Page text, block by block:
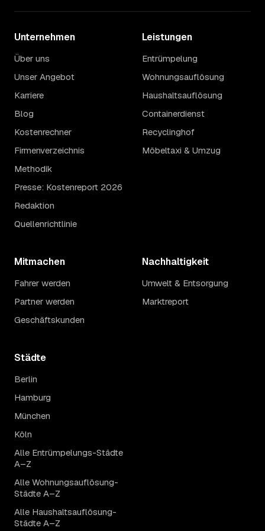
Unternehmen
Über uns
Unser Angebot
Karriere
Blog
Kostenrechner
Firmenverzeichnis
Methodik
Presse: Kostenreport 2026
Redaktion
Quellenrichtlinie
Leistungen
Entrümpelung
Wohnungsauflösung
Haushaltsauflösung
Containerdienst
Recyclinghof
Möbeltaxi & Umzug
Mitmachen
Fahrer werden
Partner werden
Geschäftskunden
Nachhaltigkeit
Umwelt & Entsorgung
Marktreport
Städte
Berlin
Hamburg
München
Köln
Alle Entrümpelungs-Städte
A–Z
Alle Wohnungsauflösung-
Städte A–Z
Alle Haushaltsauflösung-
Städte A–Z